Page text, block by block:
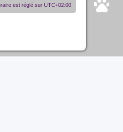
est réglé sur UTC+02:00